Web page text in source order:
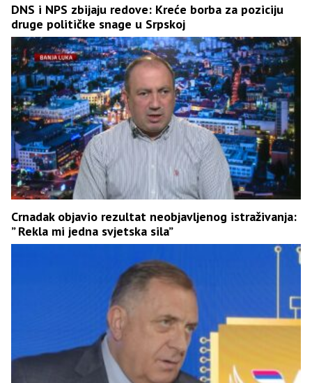
DNS i NPS zbijaju redove: Kreće borba za poziciju
druge političke snage u Srpskoj
Crnadak objavio rezultat neobjavljenog istraživanja:
” Rekla mi jedna svjetska sila”